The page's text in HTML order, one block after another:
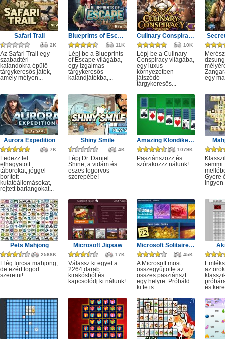
Safari Trail
2K
Az Safari Trail egy
szabadtéri
kalandokra épülő
tárgykeresős játék,
amely mélyen...
Blueprints of Escape
11K
Lépj be a Blueprints
of Escape világába,
egy izgalmas
tárgykeresős
kalandjátékba,...
Culinary Conspiracy
10K
Lépj be a Culinary
Conspiracy világába,
egy luxus
környezetben
játszódó
tárgykeresős...
egy
Aurora Expedition
7K
Fedezz fel
elhagyatott
táborokat, jéggel
borított
kutatóállomásokat,
rejtett barlangokat...
Shiny Smile
4K
Lépj Dr. Daniel
Shine, a vidám és
eszes fogorvos
szerepébe!
Amazing Klondike Solitaire
1079K
Pasziánszozz és
szórakozzz nálunk!
semmi
Gyere
ingyen
Pets Mahjong
2568K
Elég furcsa mahjong,
de ezért fogod
szeretni!
Microsoft Jigsaw
17K
Válassz ki egyet a
2264 darab
kirakósból és
kapcsolódj ki nálunk!
Microsoft Solitaire Collection
45K
A Microsoft most
összegyűjtötte az
összes pasziánszt
egy helyre. Próbáld
ki te is...
az örök
és